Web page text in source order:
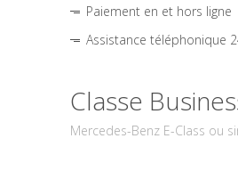
Paiement en et hors ligne
Assistance téléphonique
Classe
Mercedes-Benz E-Class ou